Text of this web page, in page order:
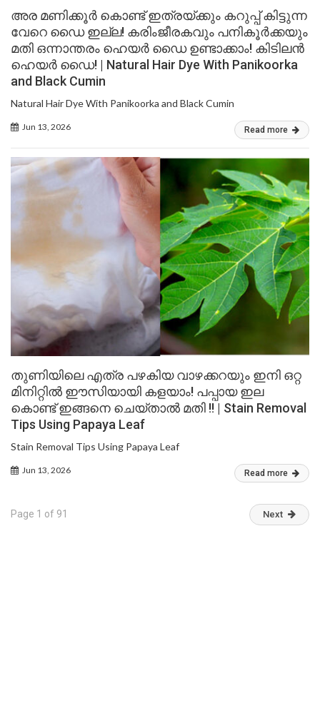
അര മണിക്കൂർ കൊണ്ട് ഇത്രയ്ക്കും കറുപ്പ് കിട്ടുന്ന
വേറെ ഡൈ ഇല്ല! കരിംജീരകവും പനികൂർക്കയും
മതി ഒന്നാന്തരം ഹെയർ ഡൈ ഉണ്ടാക്കാം! കിടിലൻ
ഹെയർ ഡൈ! | Natural Hair Dye With Panikoorka
and Black Cumin
Natural Hair Dye With Panikoorka and Black Cumin
Jun 13, 2026 Read more
തുണിയിലെ എത്ര പഴകിയ വാഴക്കറയും ഇനി ഒറ്റ
മിനിറ്റിൽ ഈസിയായി കളയാം! പപ്പായ ഇല
കൊണ്ട് ഇങ്ങനെ ചെയ്താൽ മതി !! | Stain Removal
Tips Using Papaya Leaf
Stain Removal Tips Using Papaya Leaf
Jun 13, 2026 Read more
Page 1 of 91 Next